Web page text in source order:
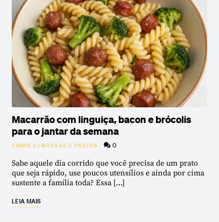
Macarrão com linguiça, bacon e brócolis
para o jantar da semana
CARNES/MASSAS E PASTAS 0
Sabe aquele dia corrido que você precisa de um prato
que seja rápido, use poucos utensílios e ainda por cima
sustente a família toda? Essa […]
LEIA MAIS